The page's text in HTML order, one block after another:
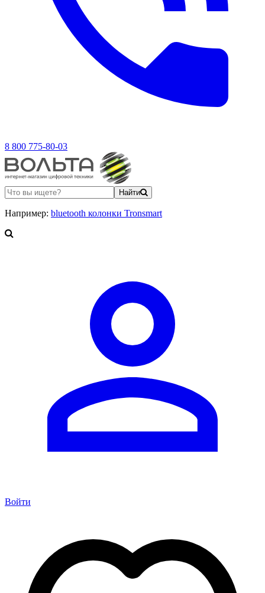
8 800 775-80-03
Найти
Например: bluetooth колонки Tronsmart
Войти